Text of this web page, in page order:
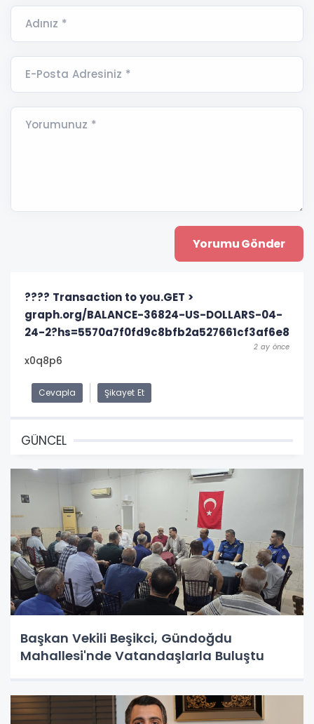
Adınız *
E-Posta Adresiniz *
Yorumunuz *
???? Transaction to you.GET >
graph.org/BALANCE-36824-US-DOLLARS-04-
24-2?hs=5570a7f0fd9c8bfb2a527661cf3af6e8
2 ay önce
x0q8p6
Cevapla Şikayet Et
GÜNCEL
Başkan Vekili Beşikci, Gündoğdu
Mahallesi'nde Vatandaşlarla Buluştu